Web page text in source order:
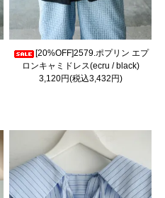
[20%OFF]2579.ポプリン エプ
ロンキャミドレス(ecru / black)
3,120円(税込3,432円)